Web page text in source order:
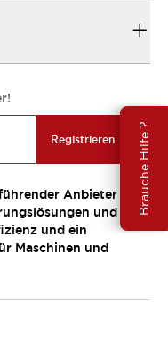
Brauche Hilfe ?
Registrieren
Anbieter
und
und ein
Maschinen und